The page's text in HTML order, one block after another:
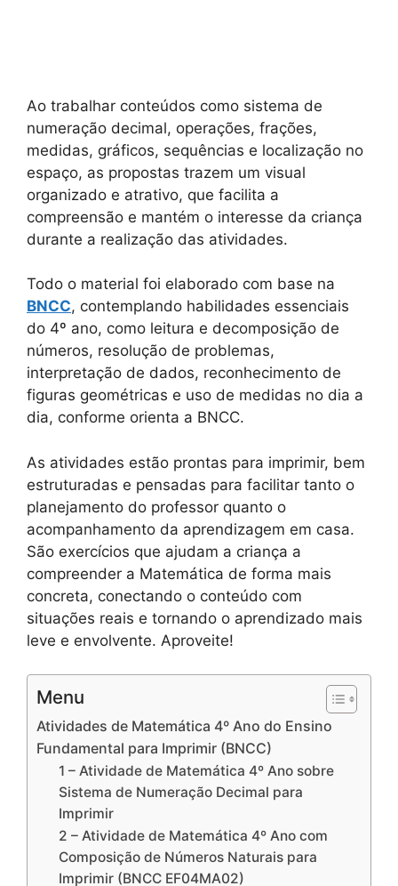
Ao trabalhar conteúdos como sistema de
numeração decimal, operações, frações,
medidas, gráficos, sequências e localização no
espaço, as propostas trazem um visual
organizado e atrativo, que facilita a
compreensão e mantém o interesse da criança
durante a realização das atividades.
Todo o material foi elaborado com base na
BNCC, contemplando habilidades essenciais
do 4º ano, como leitura e decomposição de
números, resolução de problemas,
interpretação de dados, reconhecimento de
figuras geométricas e uso de medidas no dia a
dia, conforme orienta a BNCC.
As atividades estão prontas para imprimir, bem
estruturadas e pensadas para facilitar tanto o
planejamento do professor quanto o
acompanhamento da aprendizagem em casa.
São exercícios que ajudam a criança a
compreender a Matemática de forma mais
concreta, conectando o conteúdo com
situações reais e tornando o aprendizado mais
leve e envolvente. Aproveite!
Menu
Atividades de Matemática 4º Ano do Ensino
Fundamental para Imprimir (BNCC)
1 – Atividade de Matemática 4º Ano sobre
Sistema de Numeração Decimal para
Imprimir
2 – Atividade de Matemática 4º Ano com
Composição de Números Naturais para
Imprimir (BNCC EF04MA02)